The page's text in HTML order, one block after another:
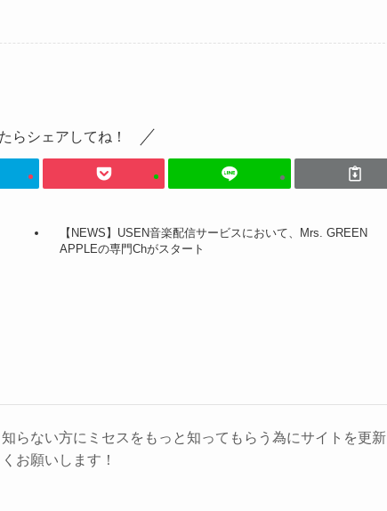
らシェアしてね！
【NEWS】USEN音楽配信サービスにおいて、Mrs. GREEN
APPLEの専門Chがスタート
らない方にミセスをもっと知ってもらう為にサイトを更新
お願いします！